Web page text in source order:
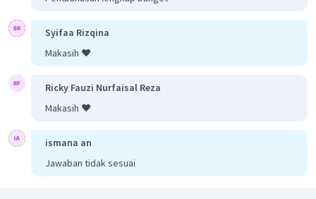
Syifaa Rizqina
Makasih ❤️
Ricky Fauzi Nurfaisal Reza
Makasih ❤️
ismana an
Jawaban tidak sesuai